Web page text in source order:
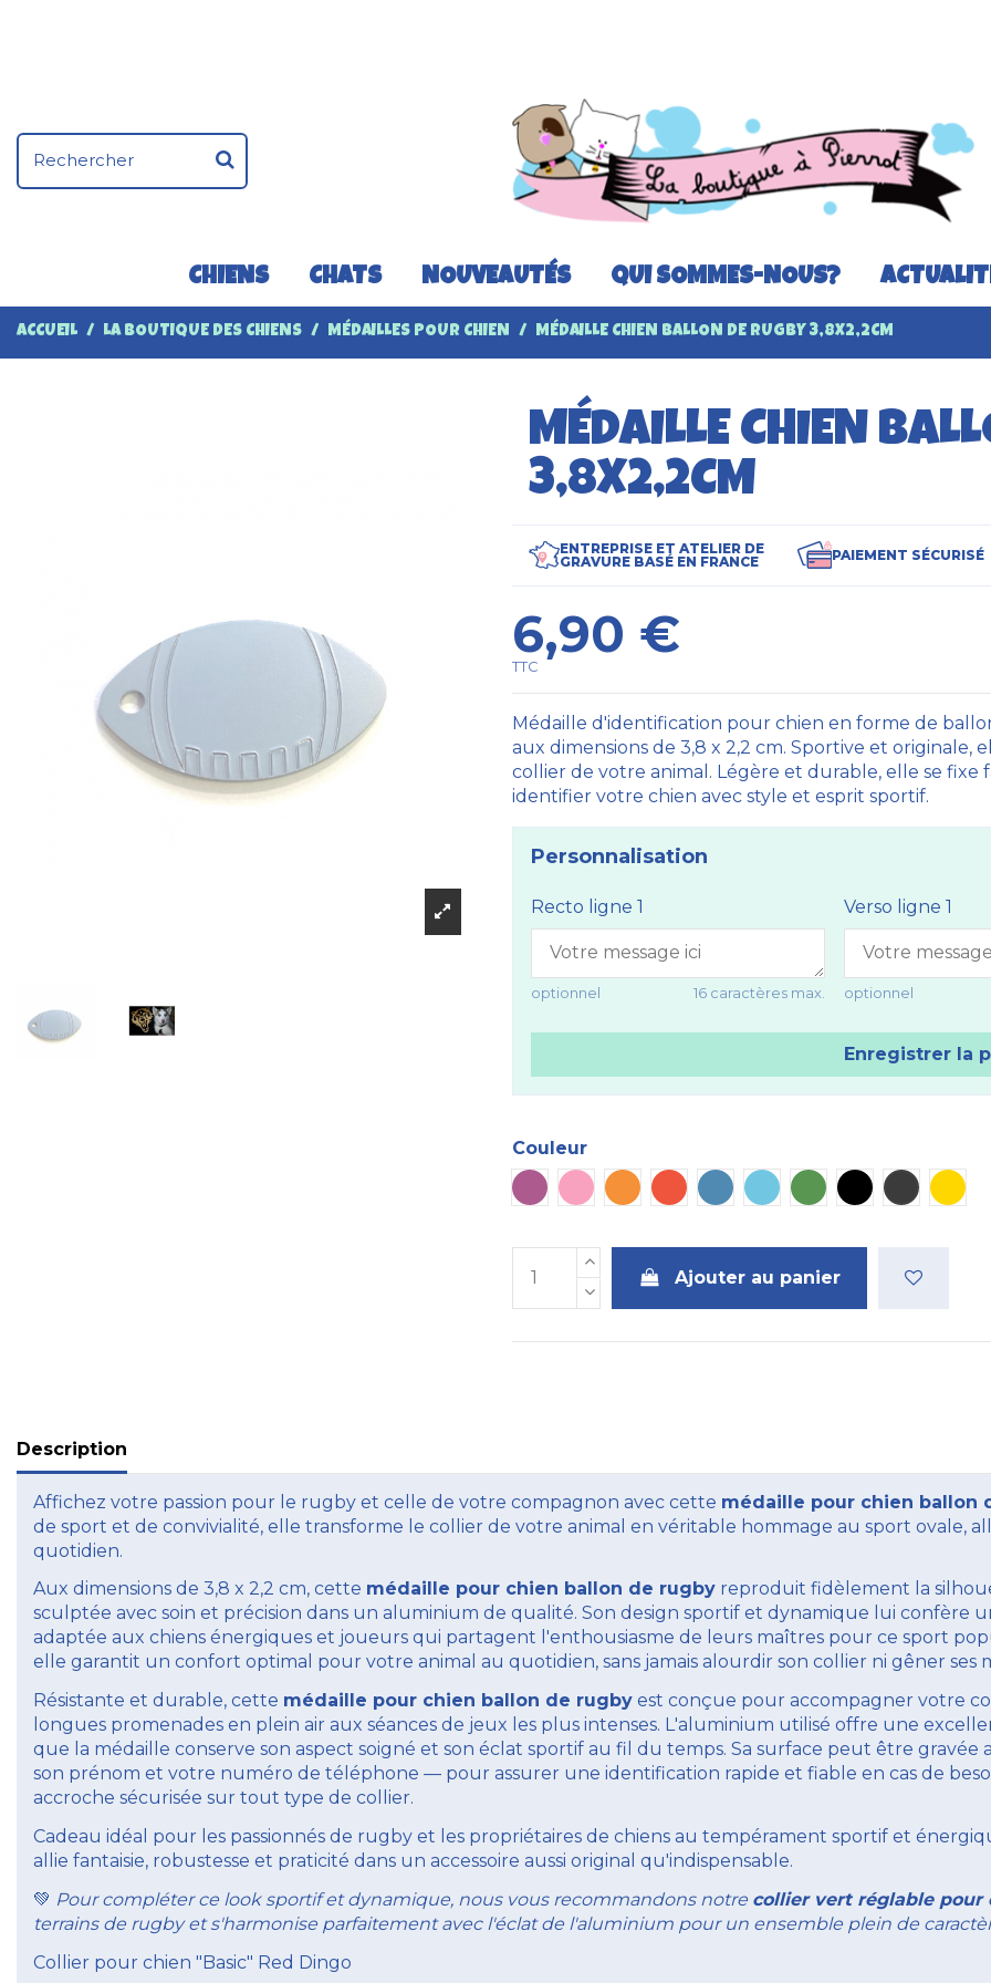
CHIENS CHATS NOUVEAUTÉS QUI SOMMES-NOUS?
ACCUEIL LA BOUTIQUE DES CHIENS MÉDAILLES POUR CHIEN MÉDAILLE CHIEN BALLON DE RUGBY 3,8X2,2CM
MÉDAILLE CHIEN
3,8X2,2CM
ENTREPRISE ET ATELIER DE
GRAVURE BASÉ EN FRANCE
PAIEMENT SÉCURISÉ
6,90 €
TTC
Médaille d'identification pour chien en forme de
aux dimensions de 3,8 x 2,2 cm. Sportive et
collier de votre animal. Légère et durable, elle se
identifier votre chien avec style et esprit sportif.
Personnalisation
Recto ligne 1
optionnel 16 caractères max.
Verso ligne 1
optionnel
Enregistrer la
Couleur
Violet
Rose OrangeRouge Bleu Bleu ciel
Vert Noir Métal
Ajouter au panier
Description
Affichez votre passion pour le rugby et celle de votre compagnon avec cette médaille pour chien ballon
de sport et de convivialité, elle transforme le collier de votre animal en véritable hommage au sport ovale,
quotidien.
Aux dimensions de 3,8 x 2,2 cm, cette médaille pour chien ballon de rugby reproduit fidèlement la
sculptée avec soin et précision dans un aluminium de qualité. Son design sportif et dynamique lui confère
adaptée aux chiens énergiques et joueurs qui partagent l'enthousiasme de leurs maîtres pour ce sport
elle garantit un confort optimal pour votre animal au quotidien, sans jamais alourdir son collier ni gêner ses
Résistante et durable, cette médaille pour chien ballon de rugby est conçue pour accompagner votre
longues promenades en plein air aux séances de jeux les plus intenses. L'aluminium utilisé offre une
que la médaille conserve son aspect soigné et son éclat sportif au fil du temps. Sa surface peut être
son prénom et votre numéro de téléphone — pour assurer une identification rapide et fiable en cas de
accroche sécurisée sur tout type de collier.
Cadeau idéal pour les passionnés de rugby et les propriétaires de chiens au tempérament sportif et
allie fantaisie, robustesse et praticité dans un accessoire aussi original qu'indispensable.
💚 Pour compléter ce look sportif et dynamique, nous vous recommandons notre collier vert réglable pour
terrains de rugby et s'harmonise parfaitement avec l'éclat de l'aluminium pour un ensemble plein de
Collier pour chien "Basic" Red Dingo